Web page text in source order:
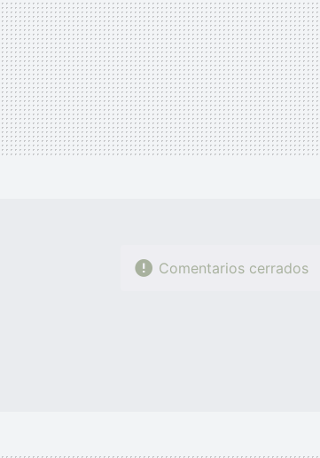
Comentarios cerrados